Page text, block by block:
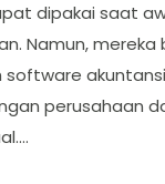
dipakai saat
Namun, mereka
perusahaan